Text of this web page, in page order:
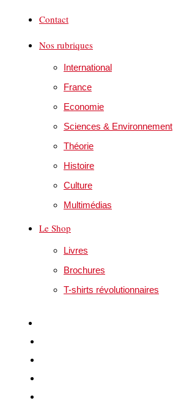
Contact
Nos rubriques
International
France
Economie
Sciences & Environnement
Théorie
Histoire
Culture
Multimédias
Le Shop
Livres
Brochures
T-shirts révolutionnaires